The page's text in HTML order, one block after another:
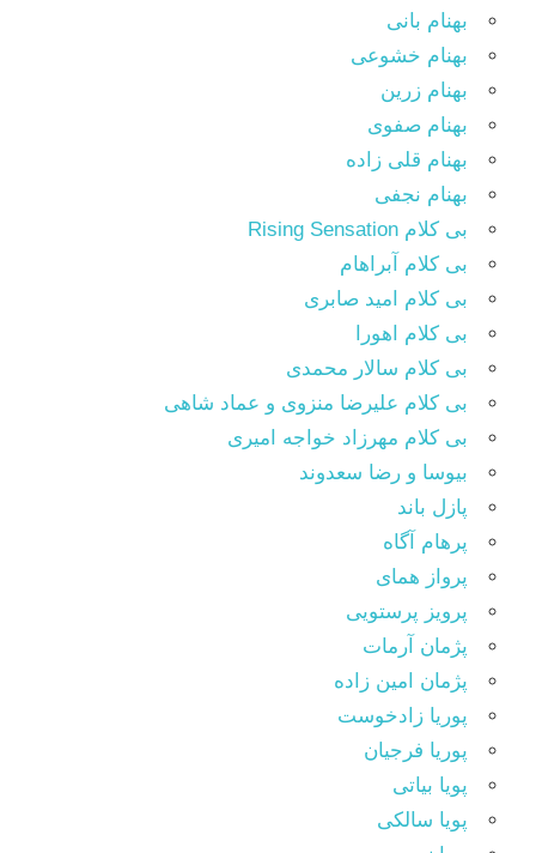
بهنام بانی
بهنام خشوعی
بهنام زرین
بهنام صفوی
بهنام قلی زاده
بهنام نجفی
بی کلام Rising Sensation
بی کلام آبراهام
بی کلام امید صابری
بی کلام اهورا
بی کلام سالار محمدی
بی کلام علیرضا منزوی و عماد شاهی
بی کلام مهرزاد خواجه امیری
بیوسا و رضا سعدوند
پازل باند
پرهام آگاه
پرواز همای
پرویز پرستویی
پژمان آرمات
پژمان امین زاده
پوریا زادخوست
پوریا فرجیان
پویا بیاتی
پویا سالکی